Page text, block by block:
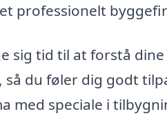
professionelt
sig tid til at forstå
du føler dig godt
med speciale i